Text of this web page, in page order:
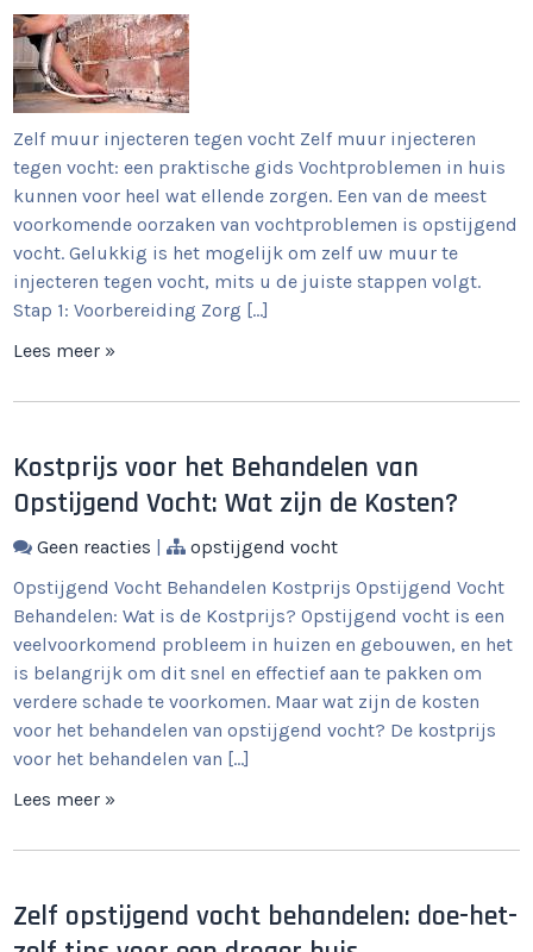
Zelf muur injecteren tegen vocht Zelf muur injecteren
tegen vocht: een praktische gids Vochtproblemen in huis
kunnen voor heel wat ellende zorgen. Een van de meest
voorkomende oorzaken van vochtproblemen is opstijgend
vocht. Gelukkig is het mogelijk om zelf uw muur te
injecteren tegen vocht, mits u de juiste stappen volgt.
Stap 1: Voorbereiding Zorg […]
Lees meer »
Kostprijs voor het Behandelen van
Opstijgend Vocht: Wat zijn de Kosten?
Geen reacties |
opstijgend vocht
Opstijgend Vocht Behandelen Kostprijs Opstijgend Vocht
Behandelen: Wat is de Kostprijs? Opstijgend vocht is een
veelvoorkomend probleem in huizen en gebouwen, en het
is belangrijk om dit snel en effectief aan te pakken om
verdere schade te voorkomen. Maar wat zijn de kosten
voor het behandelen van opstijgend vocht? De kostprijs
voor het behandelen van […]
Lees meer »
Zelf opstijgend vocht behandelen: doe-het-